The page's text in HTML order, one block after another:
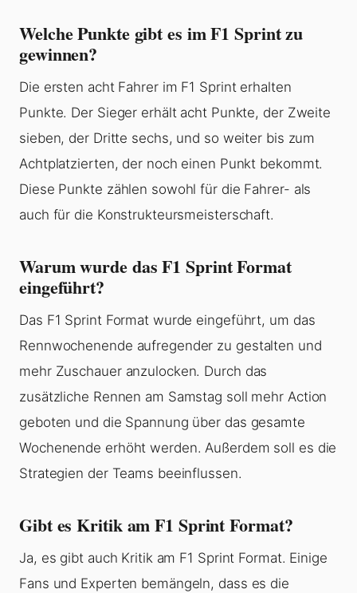
Welche Punkte gibt es im F1 Sprint zu
gewinnen?
Die ersten acht Fahrer im F1 Sprint erhalten
Punkte. Der Sieger erhält acht Punkte, der Zweite
sieben, der Dritte sechs, und so weiter bis zum
Achtplatzierten, der noch einen Punkt bekommt.
Diese Punkte zählen sowohl für die Fahrer- als
auch für die Konstrukteursmeisterschaft.
Warum wurde das F1 Sprint Format
eingeführt?
Das F1 Sprint Format wurde eingeführt, um das
Rennwochenende aufregender zu gestalten und
mehr Zuschauer anzulocken. Durch das
zusätzliche Rennen am Samstag soll mehr Action
geboten und die Spannung über das gesamte
Wochenende erhöht werden. Außerdem soll es die
Strategien der Teams beeinflussen.
Gibt es Kritik am F1 Sprint Format?
Ja, es gibt auch Kritik am F1 Sprint Format. Einige
Fans und Experten bemängeln, dass es die